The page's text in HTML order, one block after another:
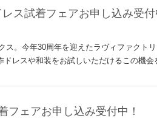
ス試着フェアお申し込み受付
。今年30周年を迎えたラヴィファクト
レスや和装をお試しいただけるこの機会
フェアお申し込み受付中！